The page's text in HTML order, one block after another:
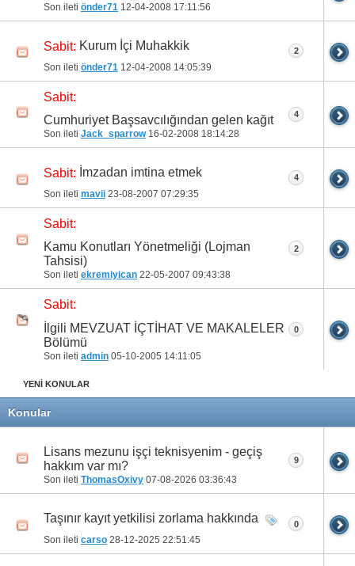
Son ileti önder71 12-04-2008 17:11:56
Sabit: Kurum İçi Muhakkik
Son ileti önder71 12-04-2008 14:05:39
2
Sabit:
Cumhuriyet Başsavcılığından gelen kağıt
Son ileti Jack_sparrow16-02-2008 18:14:28
4
Sabit: İmzadan imtina etmek
Son ileti mavii 23-08-2007 07:29:35
4
Sabit:
Kamu Konutları Yönetmeliği (Lojman
Tahsisi)
Son ileti ekremiyican 22-05-2007 09:43:38
2
Sabit:
İlgili MEVZUAT İÇTİHAT VE MAKALELER
Bölümü
Son ileti admin 05-10-2005 14:11:05
0
YENİ KONULAR
Konular
Lisans mezunu işçi teknisyenim - geçiş
hakkım var mı?
Son ileti ThomasOxivy 07-08-2026 03:36:43
9
Taşınır kayıt yetkilisi zorlama hakkında
Son ileti carso 28-12-2025 22:51:45
0